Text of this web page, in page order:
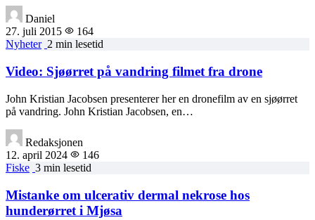
Daniel
27. juli 2015
164
Nyheter 2 min lesetid
Video: Sjøørret på vandring filmet fra drone
John Kristian Jacobsen presenterer her en dronefilm av en sjøørret
på vandring. John Kristian Jacobsen, en…
Redaksjonen
12. april 2024
146
Fiske 3 min lesetid
Mistanke om ulcerativ dermal nekrose hos
hunderørret i Mjøsa